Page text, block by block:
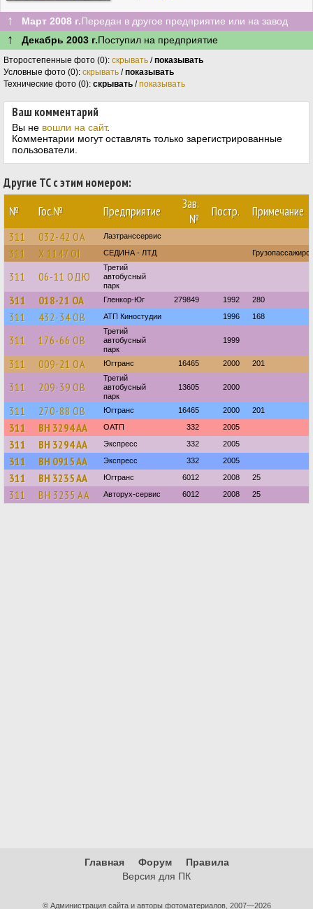
↑ Март 2008 г.Передан в другое предприятие или на завод
↑ Декабрь 2003 г.Поступил на предприятие
Второстепенные фото (0): скрывать /показывать
Условные фото (0): скрывать /показывать
Технические фото (0): скрывать /показывать
Ваш комментарий
Вы не вошли на сайт.
Комментарии могут оставлять только зарегистрированные
пользователи.
Другие ТС с этим номером:
№
Гос.№ Предприятие
Зав.
№
Постр. Примечание
311 032-42 ОА Лазтранссервис
311 Х 1147 ОІ СЕДИНА - ЛТД
311 06-11 ОДЮ
Третий
автобусный
парк
311 018-21 ОА Гленкор-Юг 279849 1992 280
311 432-34 ОВ АТП Киностудии 1996 168
311 176-66 ОВ
Третий
автобусный
парк
1999
311 009-21 ОА Югтранс 16465 2000 201
311 209-39 ОВ
Третий
автобусный
парк
13605 2000
311 270-88 ОВ Югтранс 16465 2000 201
311 BH 3294 AA ОАТП 332 2005
311 BH 3294 AA Экспресс 332 2005
311 BH 0915 AA Экспресс 332 2005
311 BH 3235 AA Югтранс 6012 2008 25
311 BH 3235 AA Авторух-сервис 6012 2008 25
Главная Форум
Правила
Версия для ПК
© Администрация сайта и авторы фотоматериалов, 2007—2026